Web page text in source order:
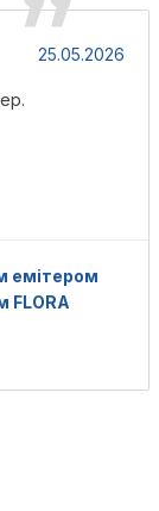
25.05.2026
емітером
FLORA